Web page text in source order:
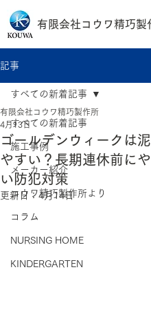
有限会社コウワ精巧製
記事
すべての新着記事
施工事例
メーカー紹介
コウワ精巧製作所より
コラム
NURSING HOME
KINDERGARTEN
すべての新着記事
ゴールデンウィークは
やすい？長期連休前に
い防犯対策
有限会社コウワ精巧製作所
4月13日
更新日：4月14日